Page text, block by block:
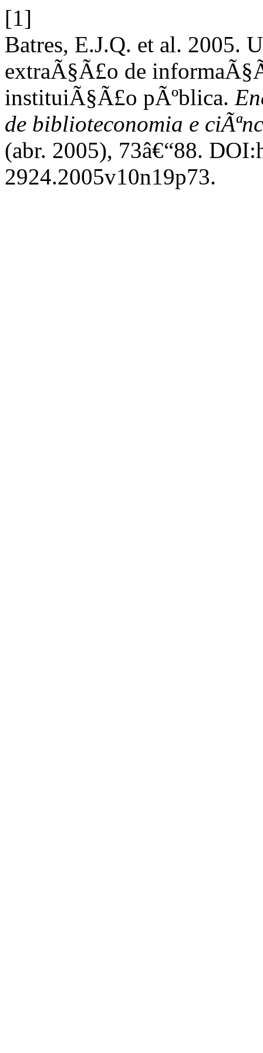
[1]
Batres, E.J.Q. et al. 2005.
extraÃ§Ã£o de
instituiÃ§Ã£o pÃºblica.
de biblioteconomia e
(abr. 2005), 73â€“88.
2924.2005v10n19p73.